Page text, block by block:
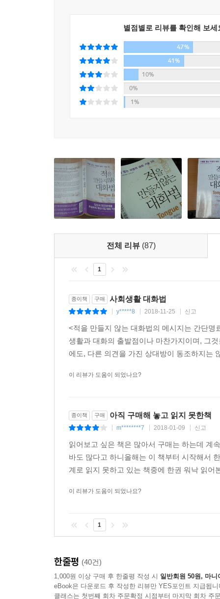
06 실패를 잊고 다시 시작하라
당신의 건강, 그리고 당신이 사랑하는 사람의 건
서둘러 아이들을 깨우고 학교 갈 준비를 시킨 후
등교할 수는 없는 노릇이라 당장 옷을 갈아입으
마침내 차고에서 자동차를 후진시키고 있을 때
려야 했다. 나는 미친 사람처럼 차를 몰아 아이들
그날 밤 돌아오는 비행기는 거센 폭풍을 만났다.
지하다.
한때 사랑했다가 이제는 멀어진 사람이 있는가?
다시 다가가지 못하는 것은 아닌가? 수화기를 들
--- pp.266~267
이 책은 어떠한 상황에도 속절없이 말려들지
등장인물들의 대화를 떠올리게 할 만큼 생생
당당하게 거절하는 법, 요령 있게 말을 끊는 법,
해내려 들면 안 되지” 혹은 “다음부터는 실수하
있다. 슬픔이나 고민에 빠진 사람은 해결책이 아닌
바야흐로 자기 일만 잘해낼 뿐 불협화음을 일
인정받는 시대다. 나아가 남의 말을 잘 들어주
시대라 해도 틀리지는 않을 것이다.
이렇게 적을 만들지 않고 주위에 늘 사람이 따르
아니다. 그들은 상대의 입장을 이해하고 솔직하
싶은 마음을 갖고 있다. 그래서 일단 상대가 나
느낌으로 대화를 하는 것이다.
목표는 타인과 균형을 이루는 것이지, 타인의
아니라 적을 친구로 만드는 법, 싸움이 아닌 조
대화법을 말이다.
사람들은 새롭고도 재미있는 아이디어를 듣게
이 책을 읽는 재미 가운데 빼놓을 수 없는 부분은
수 있다는 것이다. 뿐만 아니라 저자의 오랜 강연
또한 군데군데 등장하는 실전 TIP들은 여러 가
높을 것이다. 독자들은 이제 촌철살인의 명언
별점별로 리뷰를 확인해 보세
47%
41%
10%
0%
1%
전체 리뷰 (87)
1
종이책 구매 사회생활 대화법
y*****8 2018-11-25 신고
<적을 만들지 않는 대화법의 메시지는 간단
생활과 대화의 출발점이나 마찬가지이며, 그
에도, 다른 의견을 가진 상대방이 동조하지는
이 리뷰가 도움이 되었나요?
종이책 구매 아직 구매해 놓고 읽지 못한책
m********7 2018-01-09 신고
읽어보고 싶은 책은 많아서 구매는 하는데 계
바도 많다고 하니올해는 이 책부터 시작해서
계로 읽지 못하고 있는 책중에 한권 워낙 읽
이 리뷰가 도움이 되었나요?
1
한줄평 (40건)
1,000원 이상 구매 후 한줄평 작성 시 일반회원 50원, 마니
eBook은 다운로드 후 작성한 리뷰만 YES포인트 지급됩니
클래스는 첫번째 회차 주문확정 시점부터 마지막 회차 주